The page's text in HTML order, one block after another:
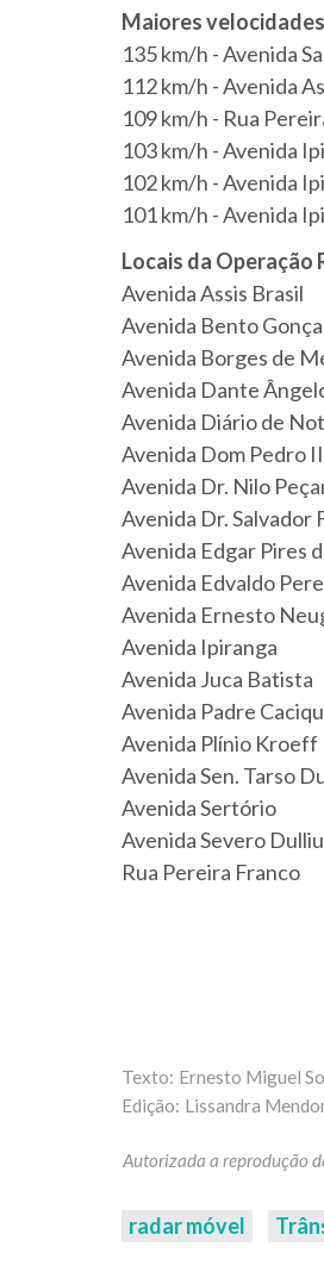
Maiores
135 km/h - Avenida
112 km/h - Avenida
109 km/h - Rua
103 km/h - Avenida
102 km/h - Avenida
101 km/h - Avenida
Locais da Operação
Avenida Assis Brasil
Avenida Bento
Avenida Borges de
Avenida Dante
Avenida Diário de
Avenida Dom Pedro II
Avenida Dr. Nilo
Avenida Dr. Salvador
Avenida Edgar Pires
Avenida Edvaldo
Avenida Ernesto
Avenida Ipiranga
Avenida Juca Batista
Avenida Padre
Avenida Plínio Kroeff
Avenida Sen. Tarso
Avenida Sertório
Avenida Severo
Rua Pereira Franco
Ernesto Miguel
Lissandra
radar móvel